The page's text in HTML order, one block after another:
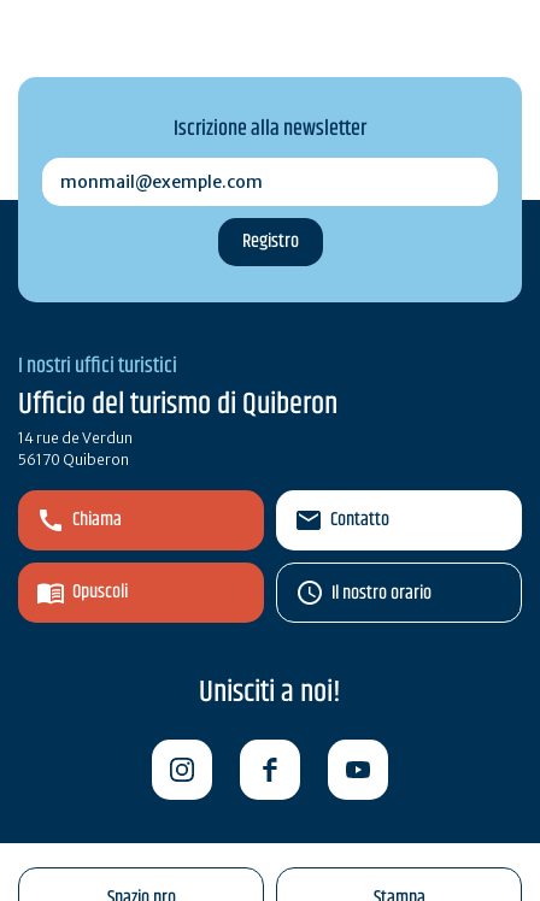
Iscrizione alla newsletter
monmail@exemple.com
I nostri uffici turistici
Ufficio del turismo di Quiberon
14 rue de Verdun
56170 Quiberon
Chiama
Opuscoli
Contatto
Il nostro orario
Unisciti a noi!